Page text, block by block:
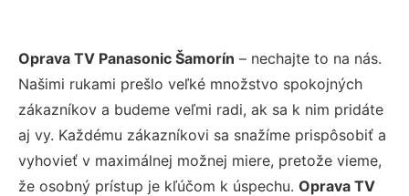
Oprava TV Panasonic Šamorín – nechajte to na nás.
Našimi rukami prešlo veľké množstvo spokojných
zákazníkov a budeme veľmi radi, ak sa k nim pridáte
aj vy. Každému zákazníkovi sa snažíme prispôsobiť a
vyhovieť v maximálnej možnej miere, pretože vieme,
že osobný prístup je kľúčom k úspechu. Oprava TV